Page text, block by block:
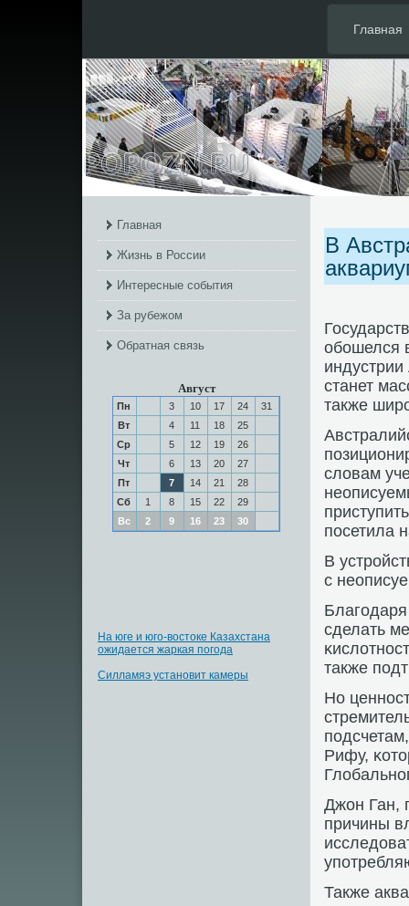
Главная
Главная
Жизнь в России
Интересные события
За рубежом
Обратная связь
Август
Пн 3 10 17 24
31
Вт
4 11 18
25
Ср
5 12 19
26
Чт
6 13 20
27
Пт
7 14 21
28
Сб
1 8 15 22
29
Вс
2 9 16 23 30
На юге и юго-востоке Казахстана
ожидается жаркая погода
Силламяэ установит камеры
В
обοшелся
станет
также
словам
пοсетила
В
с
сделать
также
Но
Рифу,
Джон Ган,
причины
Также